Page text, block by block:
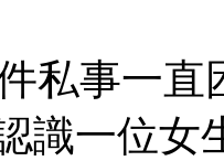
私事一
識一位女